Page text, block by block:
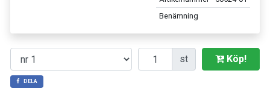
Benämning
Antal st Köp!
DELA